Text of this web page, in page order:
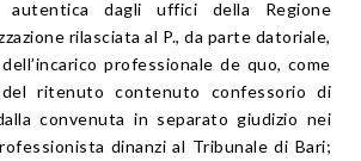
dagli uffici della Regione
rilasciata al P., da parte datoriale,
professionale de quo, come
ritenuto contenuto confessorio di
convenuta in separato giudizio nei
dinanzi al Tribunale di Bari;